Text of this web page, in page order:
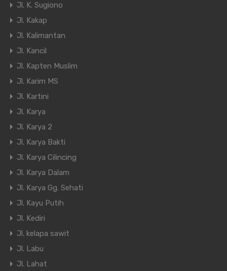
Jl. K. Sugiono
Jl. Kakap
Jl. Kalimantan
Jl. Kancil
Jl. Kapten Muslim
Jl. Karim MS
Jl. Kartini
Jl. Karya
Jl. Karya 2
Jl. Karya Bakti
Jl. Karya Cilincing
Jl. Karya Dalam
Jl. Karya Gg. Sehati
Jl. Kayu Putih
Jl. Kediri
Jl. kelapa sawit
Jl. Labu
Jl. Lahat